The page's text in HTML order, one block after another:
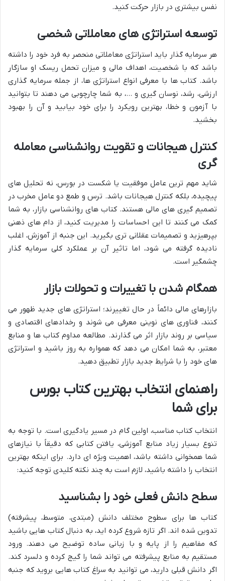
نفس بیشتری در بازار حرکت کنید.
توسعه استراتژی های معاملاتی شخصی
هر سرمایه گذار باید استراتژی معاملاتی منحصر به فرد خود را داشته
باشد که با شخصیت، اهداف مالی و میزان تحمل ریسک او سازگار
باشد. کتاب ها با معرفی انواع استراتژی ها، از جمله سرمایه گذاری
ارزشی، رشد، نوسان گیری و …، به شما چارچوبی می دهند تا بتوانید
با آزمون و خطا، بهترین رویکرد را برای خود بیابید و آن را بهبود
بخشید.
کنترل هیجانات و تقویت روانشناسی معامله
گری
شاید مهم ترین عامل موفقیت یا شکست در بورس، نه تحلیل های
پیچیده، بلکه کنترل هیجانات باشد. ترس و طمع دو عامل مخرب در
تصمیم گیری های مالی هستند. کتاب های روانشناسی بازار، به شما
کمک می کنند تا این احساسات را مدیریت کنید، از دام های ذهنی
بپرهیزید و تصمیمات عقلانی تری بگیرید. این جنبه از آموزش، اغلب
نادیده گرفته می شود، اما تاثیر آن بر عملکرد کلی سرمایه گذار
چشمگیر است.
همگام شدن با تغییرات و تحولات بازار
بازارهای مالی دائماً در حال تغییرند؛ استراتژی های جدید ظهور می
کنند، فناوری های نوینی معرفی می شوند و رخدادهای اقتصادی و
سیاسی بر روند بازار اثر می گذارند. مطالعه مداوم کتاب ها و منابع
معتبر، به شما امکان می دهد که همواره به روز باشید و استراتژی
های خود را با شرایط جدید بازار تطبیق دهید.
راهنمای انتخاب بهترین کتاب بورس
برای شما
انتخاب کتاب مناسب، اولین گام در مسیر یادگیری است. با توجه به
تنوع بسیار زیاد منابع آموزشی، یافتن کتابی که دقیقاً با نیازهای
شما همخوانی داشته باشد، اهمیت ویژه ای دارد. برای اینکه بهترین
انتخاب را داشته باشید، لازم است به چند نکته کلیدی توجه کنید:
سطح دانش فعلی خود را بشناسید
کتاب ها برای سطوح مختلف دانش (مبتدی، متوسط، پیشرفته)
تدوین شده اند. اگر تازه شروع کرده اید، به دنبال کتاب هایی باشید
که مفاهیم را از پایه و با زبانی ساده توضیح می دهند. ورود
مستقیم به منابع پیشرفته می تواند شما را گیج کرده و دلسرد کند.
اگر دانش قبلی دارید، می توانید به سراغ کتاب هایی بروید که جنبه